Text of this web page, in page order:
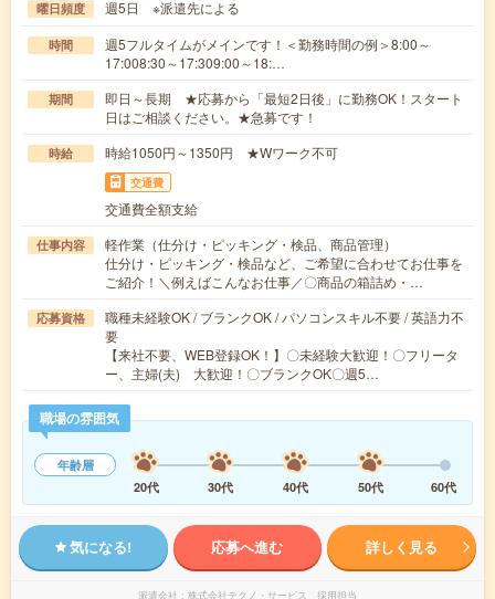
曜日頻度 週5日 ※派遣先による
時間
週5フルタイムがメインです！＜勤務時間の例＞8:00～
17:008:30～17:309:00～18:…
期間
即日～長期 ★応募から「最短2日後」に勤務OK！スタート
日はご相談ください。★急募です！
時給 時給1050円～1350円 ★Wワーク不可
交通費
交通費全額支給
仕事内容
軽作業（仕分け・ピッキング・検品、商品管理）
仕分け・ピッキング・検品など、ご希望に合わせてお仕事を
ご紹介！＼例えばこんなお仕事／〇商品の箱詰め・…
応募資格
職種未経験OK / ブランクOK / パソコンスキル不要 / 英語力不
要
【来社不要、WEB登録OK！】〇未経験大歓迎！〇フリータ
ー、主婦(夫) 大歓迎！〇ブランクOK〇週5…
職場の雰囲気
年齢層
20代
30代 40代 50代 60代
気になる! 応募へ進む 詳しく見る
派遣会社 株式会社テクノ・サービス 採用担当